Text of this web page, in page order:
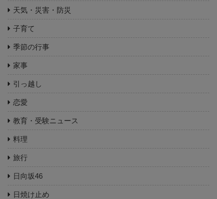
天気・災害・防災
子育て
季節の行事
家事
引っ越し
恋愛
教育・受験ニュース
料理
旅行
日向坂46
日焼け止め